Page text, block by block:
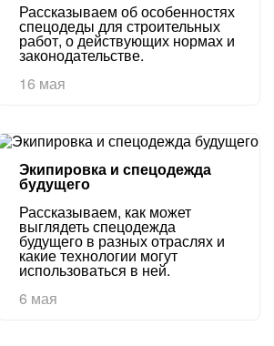
Рассказываем об особенностях
спецодеды для строительных
работ, о действующих нормах и
законодательстве.
16 мая
Экипировка и спецодежда
будущего
Рассказываем, как может
выглядеть спецодежда
будущего в разных отраслях и
какие технологии могут
использоваться в ней.
6 мая